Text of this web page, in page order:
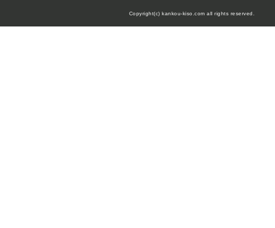
Copyright(c) kankou-kiso.com all rights reserved.